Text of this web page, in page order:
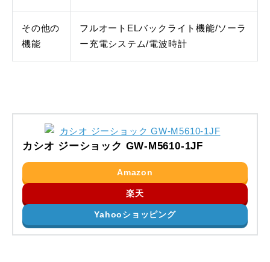
その他の
機能
フルオートELバックライト機能/ソーラ
ー充電システム/電波時計
カシオ ジーショック GW-M5610-1JF
Amazon
楽天
Yahooショッピング